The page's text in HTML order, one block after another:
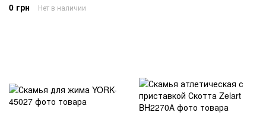
0 грн Нет в наличии